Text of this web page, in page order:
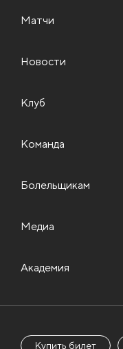
Матчи
Новости
Клуб
Команда
Болельщикам
Медиа
Академия
Купить билет